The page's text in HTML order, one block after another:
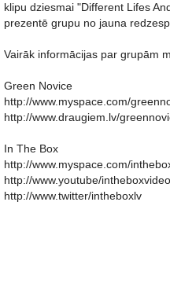
klipu dziesmai "Different Lifes
prezentē grupu no jauna
Vairāk informācijas par grupām
Green Novice
http://www.myspace.com/
http://www.draugiem.lv/
In The Box
http://www.myspace.com/
http://www.youtube/intheboxvideo
http://www.twitter/intheboxlv